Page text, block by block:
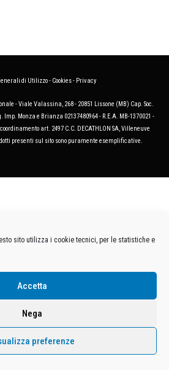
sito utilizza i cookie tecnici, per le statistiche e
Accetta
Nega
preferenze
di Utilizzo- Cookies- Privacy
- Viale Valassina, 268 - 20851 Lissone (MB) Cap. Soc.
Imp. Monza e Brianza 02137480964 - R.E.A. MB-1370021 -
art. 2497 C.C. DECATHLON SA, Villeneuve
presenti sul sito sono puramente esemplificative.